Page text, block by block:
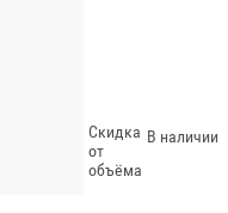
Скидка
от
объёма
В наличии